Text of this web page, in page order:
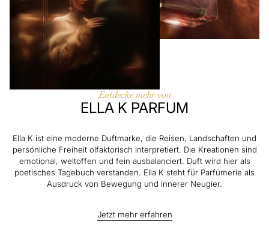
Entdecke mehr von
ELLA K PARFUM
Ella K ist eine moderne Duftmarke, die Reisen, Landschaften und
persönliche Freiheit olfaktorisch interpretiert. Die Kreationen sind
emotional, weltoffen und fein ausbalanciert. Duft wird hier als
poetisches Tagebuch verstanden. Ella K steht für Parfümerie als
Ausdruck von Bewegung und innerer Neugier.
Jetzt mehr erfahren